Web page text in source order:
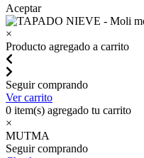
Aceptar
×
Producto agregado a carrito
Seguir comprando
Ver carrito
0 item(s) agregado tu carrito
×
MUTMA
Seguir comprando